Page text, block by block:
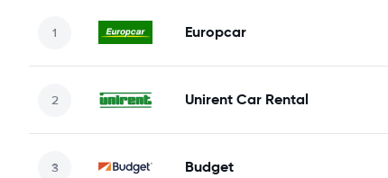
Europcar
Unirent Car Rental
Budget